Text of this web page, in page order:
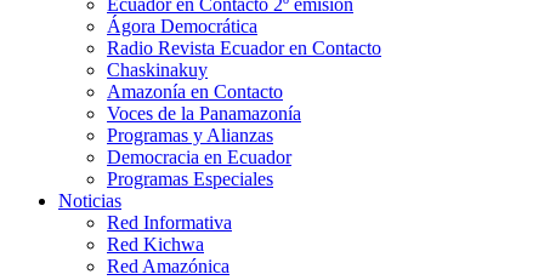
Ecuador en Contacto 2º emisión
Ágora Democrática
Radio Revista Ecuador en Contacto
Chaskinakuy
Amazonía en Contacto
Voces de la Panamazonía
Programas y Alianzas
Democracia en Ecuador
Programas Especiales
Noticias
Red Informativa
Red Kichwa
Red Amazónica